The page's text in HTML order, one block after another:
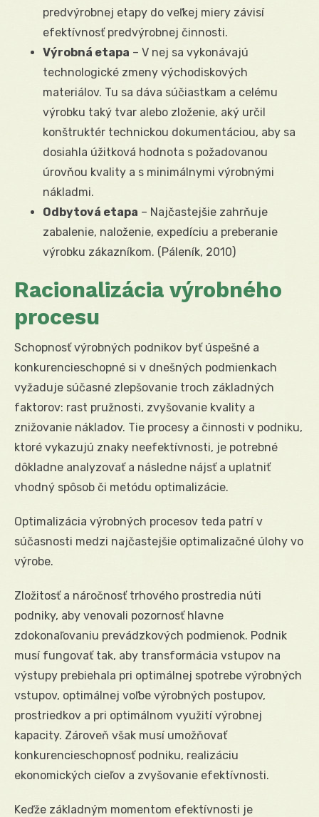
predvýrobnej etapy do veľkej miery závisí
efektívnosť predvýrobnej činnosti.
Výrobná etapa – V nej sa vykonávajú
technologické zmeny východiskových
materiálov. Tu sa dáva súčiastkam a celému
výrobku taký tvar alebo zloženie, aký určil
konštruktér technickou dokumentáciou, aby sa
dosiahla úžitková hodnota s požadovanou
úrovňou kvality a s minimálnymi výrobnými
nákladmi.
Odbytová etapa – Najčastejšie zahrňuje
zabalenie, naloženie, expedíciu a preberanie
výrobku zákazníkom. (Páleník, 2010)
Racionalizácia výrobného
procesu
Schopnosť výrobných podnikov byť úspešné a
konkurencieschopné si v dnešných podmienkach
vyžaduje súčasné zlepšovanie troch základných
faktorov: rast pružnosti, zvyšovanie kvality a
znižovanie nákladov. Tie procesy a činnosti v podniku,
ktoré vykazujú znaky neefektívnosti, je potrebné
dôkladne analyzovať a následne nájsť a uplatniť
vhodný spôsob či metódu optimalizácie.
Optimalizácia výrobných procesov teda patrí v
súčasnosti medzi najčastejšie optimalizačné úlohy vo
výrobe.
Zložitosť a náročnosť trhového prostredia núti
podniky, aby venovali pozornosť hlavne
zdokonaľovaniu prevádzkových podmienok. Podnik
musí fungovať tak, aby transformácia vstupov na
výstupy prebiehala pri optimálnej spotrebe výrobných
vstupov, optimálnej voľbe výrobných postupov,
prostriedkov a pri optimálnom využití výrobnej
kapacity. Zároveň však musí umožňovať
konkurencieschopnosť podniku, realizáciu
ekonomických cieľov a zvyšovanie efektívnosti.
Keďže základným momentom efektívnosti je